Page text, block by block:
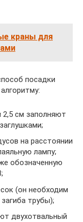
краны для
посадки
см заполняют
на расстоянии
лампу;
обозначенную
(он необходим
трубы);
двухотвальный